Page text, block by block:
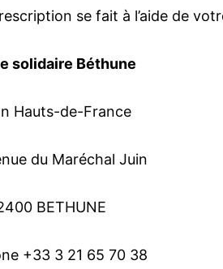
se fait à l’aide de
solidaire Béthune
Hauts-de-​France
du Maréchal Juin
BETHUNE
+33 3 21 65 70 38